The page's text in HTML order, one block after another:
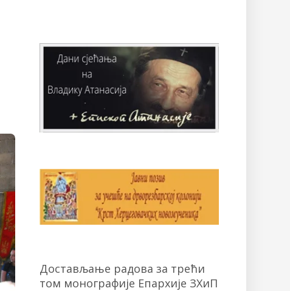
Достављање радова за трећи
том монографије Епархије ЗХиП